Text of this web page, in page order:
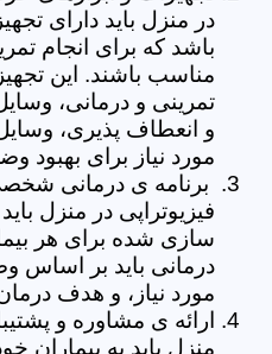
در منزل باید دارای
باشد که برای انجام
مناسب باشند. این
تمرینی و درمانی،
و انعطاف پذیری،
مورد نیاز برای بهبود
برنامه ی درمانی
فیزیوتراپی در منزل
سازی شده برای هر
درمانی باید بر اساس
مورد نیاز، و هدف
ارائه ی مشاوره و
منزل باید به بیماران